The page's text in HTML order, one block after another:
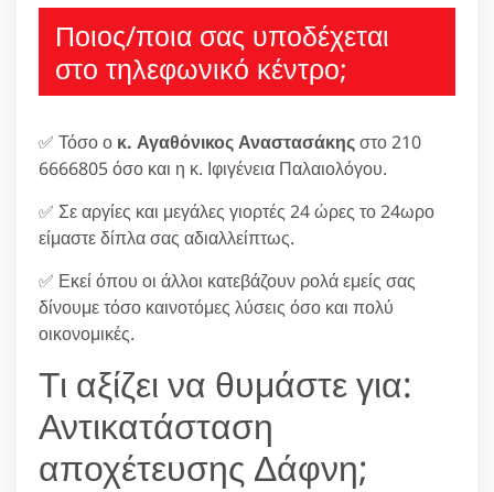
Ποιος/ποια σας υποδέχεται
στο τηλεφωνικό κέντρο;
✅ Τόσο ο κ. Αγαθόνικος Αναστασάκηςστο 210
6666805 όσο και η κ. Ιφιγένεια Παλαιολόγου.
✅ Σε αργίες και μεγάλες γιορτές 24 ώρες το 24ωρο
είμαστε δίπλα σας αδιαλλείπτως.
✅ Εκεί όπου οι άλλοι κατεβάζουν ρολά εμείς σας
δίνουμε τόσο καινοτόμες λύσεις όσο και πολύ
οικονομικές.
Τι αξίζει να θυμάστε για:
Αντικατάσταση
αποχέτευσης Δάφνη;